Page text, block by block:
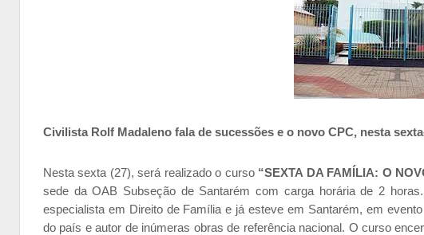
Civilista Rolf Madaleno fala de sucessões e o novo CPC, nesta
Nesta sexta (27), será realizado o curso “SEXTA DA FAMÍLIA: O
sede da OAB Subseção de Santarém com carga horária de 2
especialista em Direito de Família e já esteve em Santarém, em
do país e autor de inúmeras obras de referência nacional. O curso